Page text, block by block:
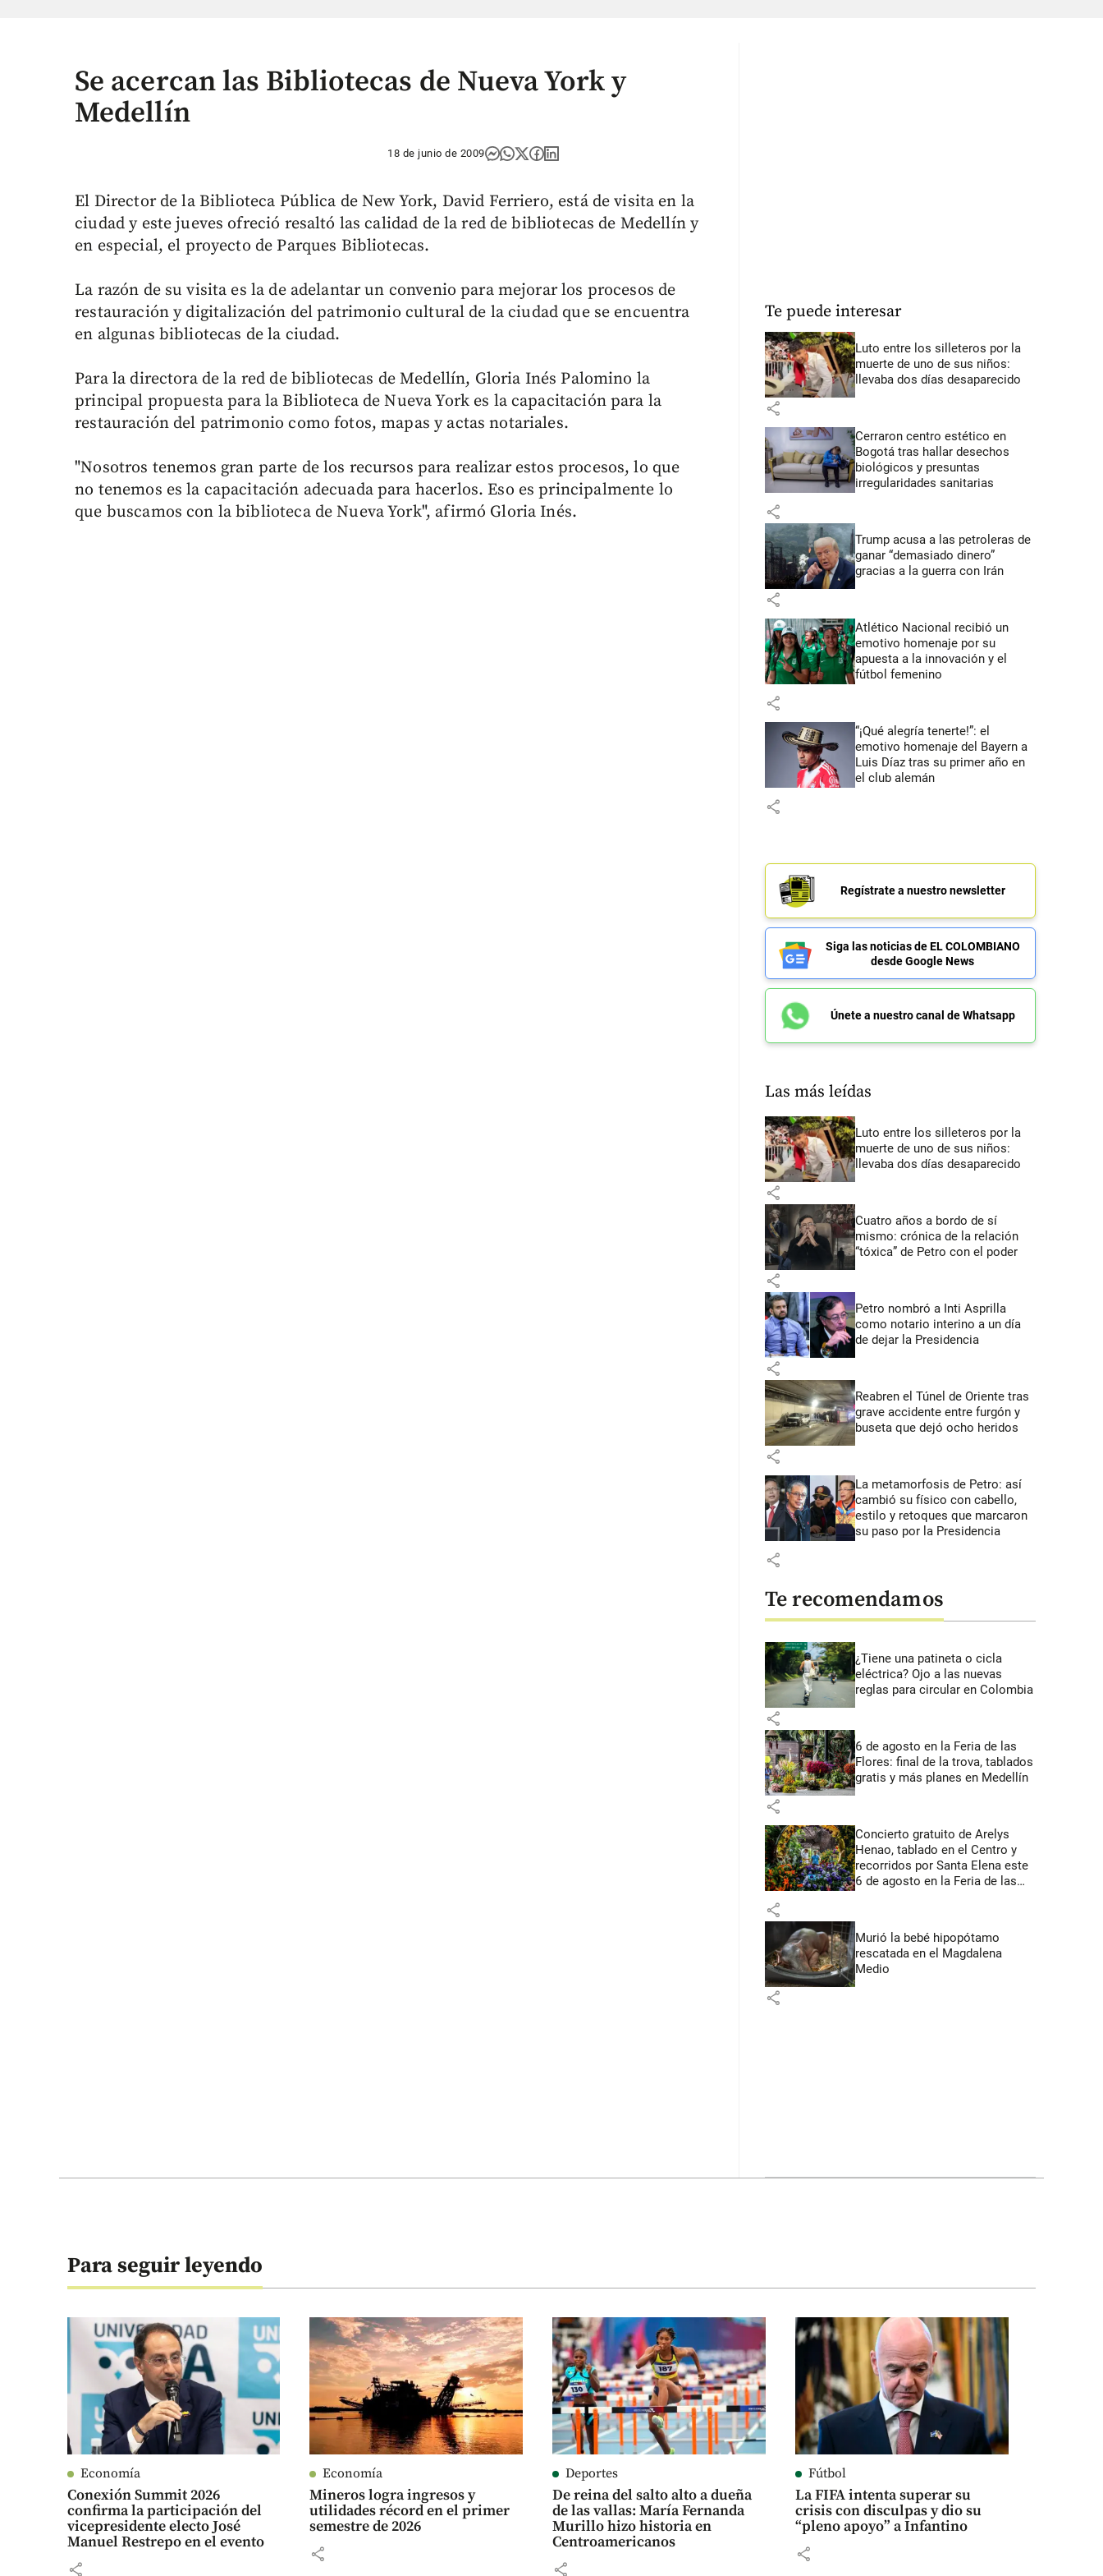
Se acercan las Bibliotecas de Nueva York y
Medellín
18 de junio de 2009
El Director de la Biblioteca Pública de New York, David Ferriero, está de visita en la
ciudad y este jueves ofreció resaltó las calidad de la red de bibliotecas de Medellín y
en especial, el proyecto de Parques Bibliotecas.
La razón de su visita es la de adelantar un convenio para mejorar los procesos de
restauración y digitalización del patrimonio cultural de la ciudad que se encuentra
en algunas bibliotecas de la ciudad.
Para la directora de la red de bibliotecas de Medellín, Gloria Inés Palomino la
principal propuesta para la Biblioteca de Nueva York es la capacitación para la
restauración del patrimonio como fotos, mapas y actas notariales.
"Nosotros tenemos gran parte de los recursos para realizar estos procesos, lo que
no tenemos es la capacitación adecuada para hacerlos. Eso es principalmente lo
que buscamos con la biblioteca de Nueva York", afirmó Gloria Inés.
Te puede interesar
Luto entre los silleteros por la
muerte de uno de sus niños:
llevaba dos días desaparecido
share
Cerraron centro estético en
Bogotá tras hallar desechos
biológicos y presuntas
irregularidades sanitarias
share
Trump acusa a las petroleras de
ganar “demasiado dinero”
gracias a la guerra con Irán
share
Atlético Nacional recibió un
emotivo homenaje por su
apuesta a la innovación y el
fútbol femenino
share
“¡Qué alegría tenerte!”: el
emotivo homenaje del Bayern a
Luis Díaz tras su primer año en
el club alemán
share
Regístrate a nuestro newsletter
Siga las noticias de EL COLOMBIANO
desde Google News
Únete a nuestro canal de Whatsapp
Las más leídas
Luto entre los silleteros por la
muerte de uno de sus niños:
llevaba dos días desaparecido
share
Cuatro años a bordo de sí
mismo: crónica de la relación
“tóxica” de Petro con el poder
share
Petro nombró a Inti Asprilla
como notario interino a un día
de dejar la Presidencia
share
Reabren el Túnel de Oriente tras
grave accidente entre furgón y
buseta que dejó ocho heridos
share
La metamorfosis de Petro: así
cambió su físico con cabello,
estilo y retoques que marcaron
su paso por la Presidencia
share
Te recomendamos
¿Tiene una patineta o cicla
eléctrica? Ojo a las nuevas
reglas para circular en Colombia
share
6 de agosto en la Feria de las
Flores: final de la trova, tablados
gratis y más planes en Medellín
share
Concierto gratuito de Arelys
Henao, tablado en el Centro y
recorridos por Santa Elena este
6 de agosto en la Feria de las
share
Murió la bebé hipopótamo
rescatada en el Magdalena
Medio
share
Para seguir leyendo
Economía
Conexión Summit 2026
confirma la participación del
vicepresidente electo José
Manuel Restrepo en el evento
share
Economía
Mineros logra ingresos y
utilidades récord en el primer
semestre de 2026
share
Deportes
De reina del salto alto a dueña
de las vallas: María Fernanda
Murillo hizo historia en
Centroamericanos
share
Fútbol
La FIFA intenta superar su
crisis con disculpas y dio su
“pleno apoyo” a Infantino
share